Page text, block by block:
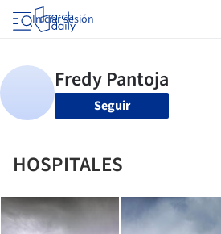
Iniciar sesión
Seguir
HOSPITALES